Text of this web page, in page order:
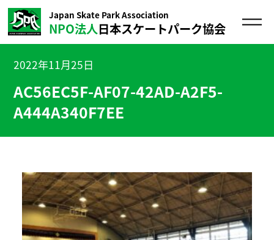
Japan Skate Park Association
NPO法人日本スケートパーク協会
2022年11月25日
AC56EC5F-AF07-42AD-A2F5-
A444A340F7EE